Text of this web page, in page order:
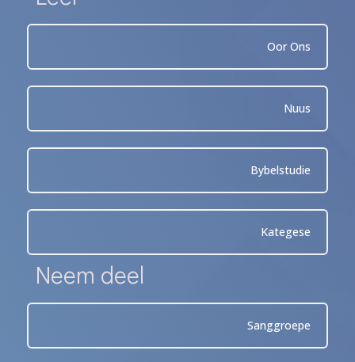
Oor Ons
Nuus
Bybelstudie
Kategese
Neem deel
Sanggroepe